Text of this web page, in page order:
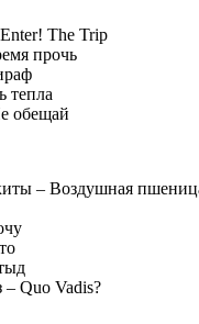
The Trip
прочь
тепла
обещай
– Воздушная
– Quo Vadis?